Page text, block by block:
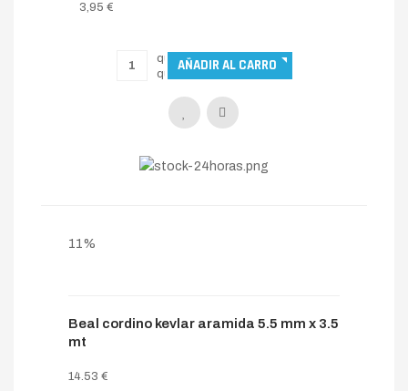
3,95 €
11%
Beal cordino kevlar aramida 5.5 mm x 3.5
mt
14.53 €